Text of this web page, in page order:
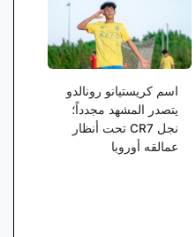
اسم کریستیانو رونالدو
یتصدر المشهد مجدداً؛
نجل CR7 تحت أنظار
عمالقه أوروبا